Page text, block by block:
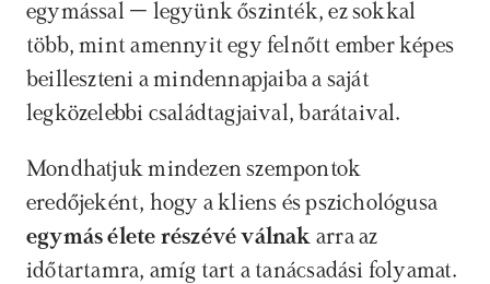
egymással – legyünk őszinték, ez sokkal
több, mint amennyit egy felnőtt ember képes
beilleszteni a mindennapjaiba a saját
legközelebbi családtagjaival, barátaival.
Mondhatjuk mindezen szempontok
egymás élete részévé válnak arra az
időtartamra, amíg tart a tanácsadási folyamat.